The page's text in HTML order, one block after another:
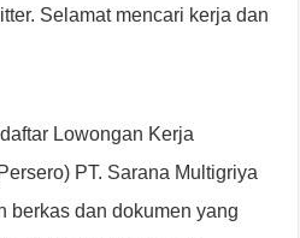
Selamat mencari kerja dan
Lowongan Kerja
PT. Sarana Multigriya
berkas dan dokumen yang